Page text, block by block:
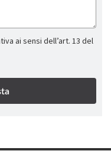
ai sensi dell’art. 13 del